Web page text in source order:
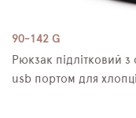
90-142 G
Рюкзак підлітковий
usb портом для